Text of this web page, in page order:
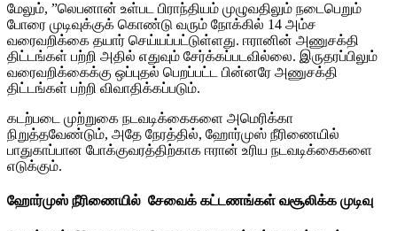
மேலும், ”லெபனான் உள்பட பிராந்தியம் முழுவதிலும் நடைபெறும்
போரை முடிவுக்குக் கொண்டு வரும் நோக்கில் 14 அம்ச
வரைவறிக்கை தயார் செய்யப்பட்டுள்ளது. ஈரானின் அணுசக்தி
திட்டங்கள் பற்றி அதில் எதுவும் சேர்க்கப்படவில்லை. இருதரப்பிலும்
வரைவறிக்கைக்கு ஒப்புதல் பெறப்பட்ட பின்னரே அணுசக்தி
திட்டங்கள் பற்றி விவாதிக்கப்படும்.
கடற்படை முற்றுகை நடவடிக்கைகளை அமெரிக்கா
நிறுத்தவேண்டும், அதே நேரத்தில், ஹோர்முஸ் நீரிணையில்
பாதுகாப்பான போக்குவரத்திற்காக ஈரான் உரிய நடவடிக்கைகளை
எடுக்கும்.
ஹோர்முஸ் நீரிணையில் சேவைக் கட்டணங்கள் வசூலிக்க முடிவு